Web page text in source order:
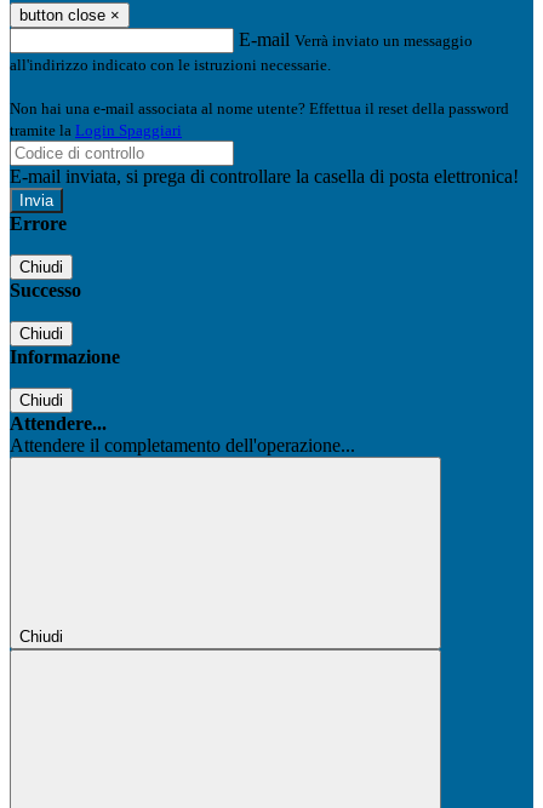
button close ×
E-mail Verrà inviato un messaggio
all'indirizzo indicato con le istruzioni necessarie.
Non hai una e-mail associata al nome utente? Effettua il reset della password
tramite la Login Spaggiari
E-mail inviata, si prega di controllare la casella di posta elettronica!
Errore
Chiudi
Successo
Chiudi
Informazione
Chiudi
Attendere...
Attendere il completamento dell'operazione...
Chiudi